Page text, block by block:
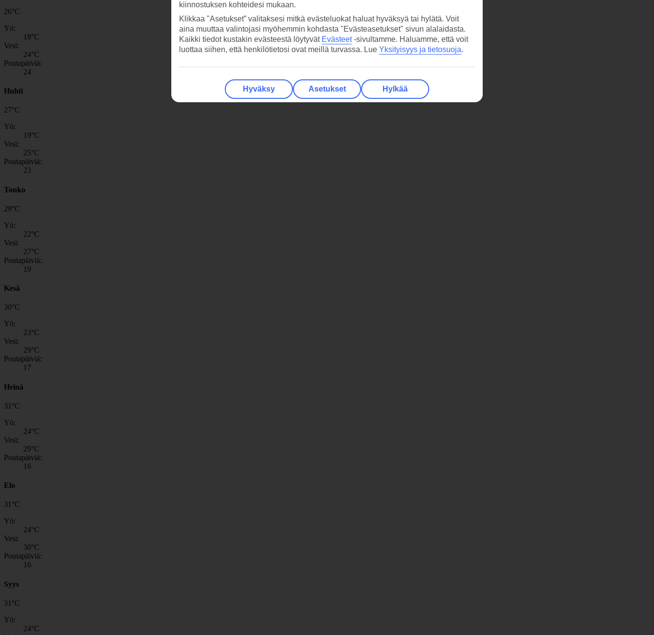
26°C
Yö:
18°C
Vesi:
24°C
Poutapäiviä:
24
Huhti
27°C
Yö:
19°C
Vesi:
25°C
Poutapäiviä:
23
Touko
29°C
Yö:
22°C
Vesi:
27°C
Poutapäiviä:
19
Kesä
30°C
Yö:
23°C
Vesi:
29°C
Poutapäiviä:
17
Heinä
31 °C
Yö:
24°C
Vesi:
29°C
Poutapäiviä:
16
Elo
31°C
Yö:
24°C
Vesi:
30°C
Poutapäiviä:
16
Syys
31 °C
Yö:
24°C
kiinnostuksen kohteidesi mukaan.
Klikkaa "Asetukset” valitaksesi mitkä evästeluokat haluat hyväksyä tai hylätä. Voit
aina muuttaa valintojasi myöhemmin kohdasta "Evästeasetukset" sivun alalaidasta.
Kaikki tiedot kustakin evästeestä löytyvät Evästeet-sivultamme. Haluamme, että voit
luottaa siihen, että henkilötietosi ovat meillä turvassa. Lue Yksityisyys ja tietosuoja.
Hyväksy Asetukset Hylkää